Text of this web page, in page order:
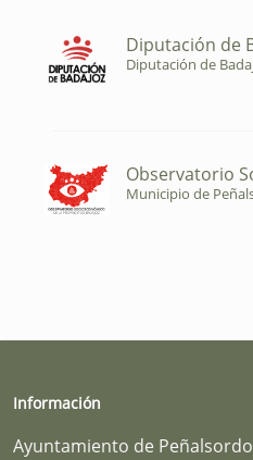
Diputación de
Diputación de
Observatorio
Municipio de
Información
Ayuntamiento de Peñalsordo